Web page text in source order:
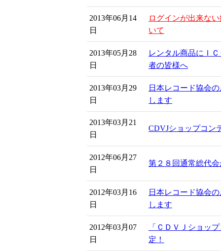
2013年06月14
日
ログインが出来な
いて
2013年05月28
日
レンタル商品にＩ
者の皆様へ
2013年03月29
日
日本レコード協会
します
2013年03月21
日
CDVJショップコン
2012年06月27
日
第２８回通常総代
2012年03月16
日
日本レコード協会
します
2012年03月07
日
「ＣＤＶＪショッ
定！